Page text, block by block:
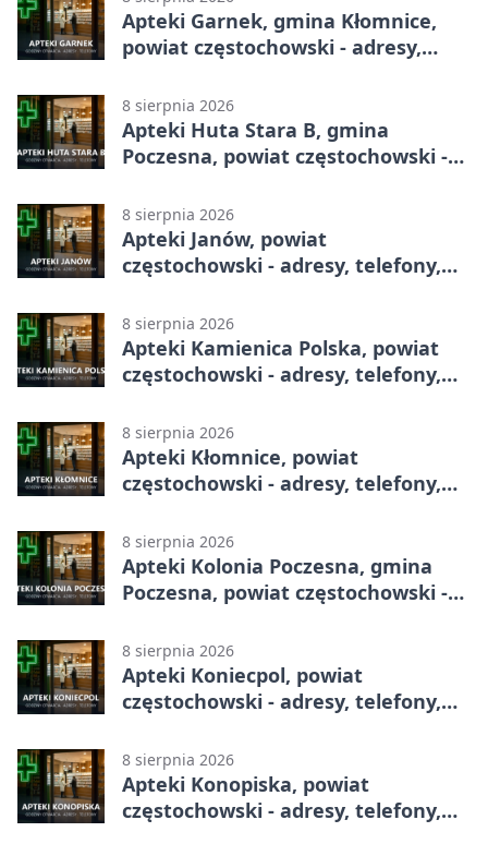
Apteki Garnek, gmina Kłomnice,
powiat częstochowski - adresy,
8 sierpnia 2026
Apteki Huta Stara B, gmina
Poczesna, powiat częstochowski -
8 sierpnia 2026
Apteki Janów, powiat
częstochowski - adresy, telefony,
8 sierpnia 2026
Apteki Kamienica Polska, powiat
częstochowski - adresy, telefony,
8 sierpnia 2026
Apteki Kłomnice, powiat
częstochowski - adresy, telefony,
8 sierpnia 2026
Apteki Kolonia Poczesna, gmina
Poczesna, powiat częstochowski -
8 sierpnia 2026
Apteki Koniecpol, powiat
częstochowski - adresy, telefony,
8 sierpnia 2026
Apteki Konopiska, powiat
częstochowski - adresy, telefony,